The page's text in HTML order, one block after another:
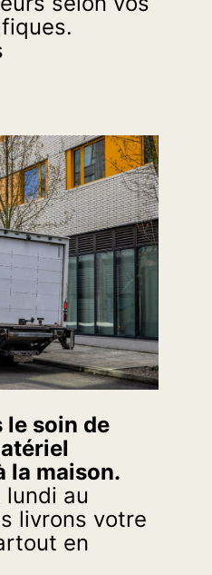
le soin de
la maison.
lundi au
livrons votre
en